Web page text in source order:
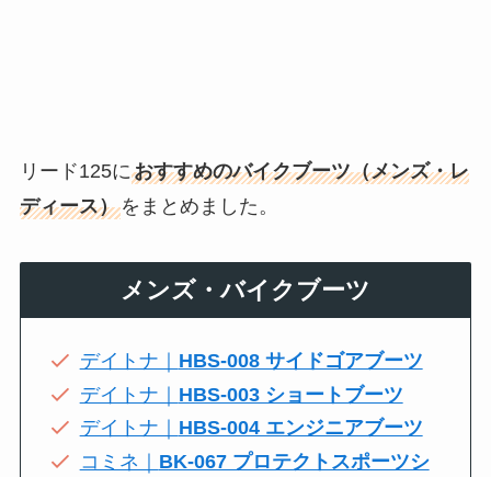
リード125におすすめのバイクブーツ（メンズ・レ
ディース）をまとめました。
メンズ・バイクブーツ
デイトナ｜ HBS-008 サイドゴアブーツ
デイトナ｜ HBS-003 ショートブーツ
デイトナ｜ HBS-004 エンジニアブーツ
コミネ｜ BK-067 プロテクトスポーツシ